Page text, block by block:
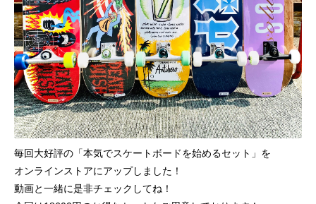
毎回大好評の「本気でスケートボードを始めるセット」を
オンラインストアにアップしました！
動画と一緒に是非チェックしてね！